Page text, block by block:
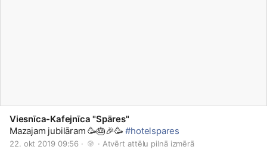
Viesnīca-Kafejnīca "Spāres"
Mazajam jubilāram 🥳🎂🎉🥳#hotelspares
22. okt 2019 09:56 · · Atvērt attēlu pilnā izmērā